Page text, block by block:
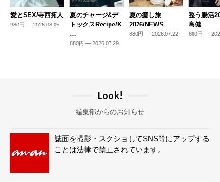
愛とSEX/寺西拓人
980円 — 2026.08.05
夏のチャージ&デ
トックスRecipe/K
…
880円 — 2026.07.29
夏の癒し旅
2026/NEWS
880円 — 2026.07.22
整う腸活
島健
880円 —
Look!
編集部からのお知らせ
誌面を撮影・スクショしてSNS等にアップする
ことは法律で禁止されています。